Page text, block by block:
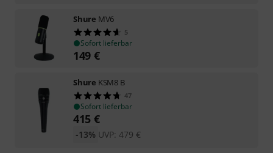
Shure MV6
5
Sofort lieferbar
149 €
Shure KSM8 B
47
Sofort lieferbar
415 €
UVP: 479 €
-13%